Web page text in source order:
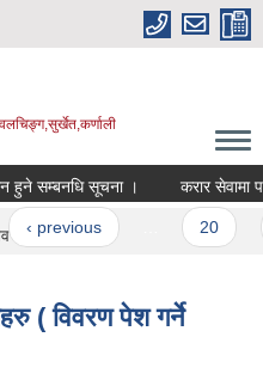
सम्बनधि सूचना । करार सेवामा
previous
पेश गर्ने वारे)
( विवरण पेश गर्ने